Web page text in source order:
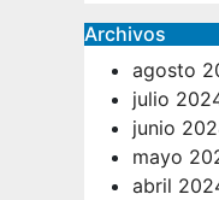
Archivos
agosto
julio
junio
mayo
abril